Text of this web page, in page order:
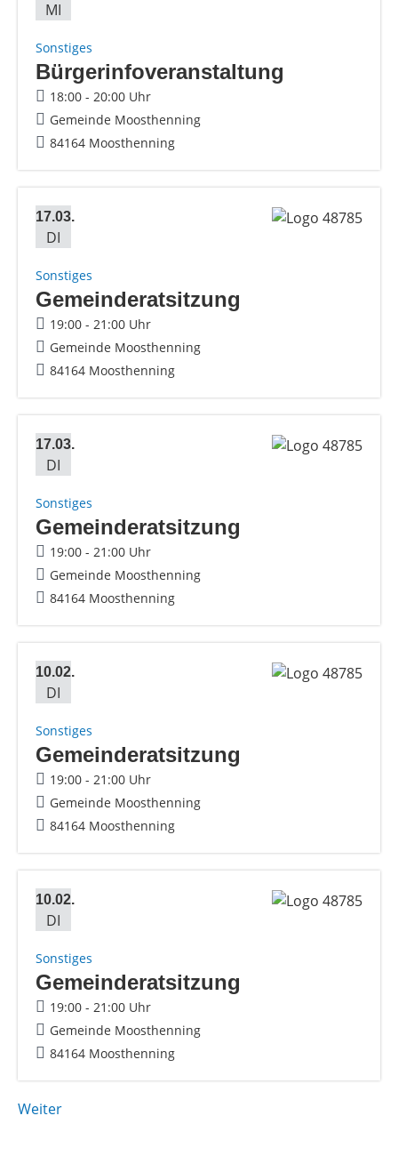
MI
Sonstiges
Bürgerinfoveranstaltung
18:00 - 20:00 Uhr
Gemeinde Moosthenning
84164 Moosthenning
17.03.
DI
Sonstiges
Gemeinderatsitzung
19:00 - 21:00 Uhr
Gemeinde Moosthenning
84164 Moosthenning
17.03.
DI
Sonstiges
Gemeinderatsitzung
19:00 - 21:00 Uhr
Gemeinde Moosthenning
84164 Moosthenning
10.02.
DI
Sonstiges
Gemeinderatsitzung
19:00 - 21:00 Uhr
Gemeinde Moosthenning
84164 Moosthenning
10.02.
DI
Sonstiges
Gemeinderatsitzung
19:00 - 21:00 Uhr
Gemeinde Moosthenning
84164 Moosthenning
Weiter